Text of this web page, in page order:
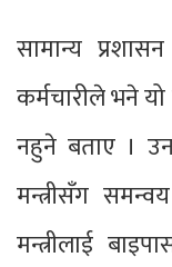
सामान्य
कर्मचारीले भने
नहुने बताए ।
मन्त्रीसँग
मन्त्रीलाई